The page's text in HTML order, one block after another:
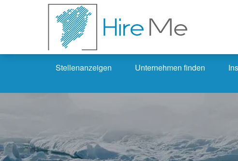
Stellenanzeigen Unternehmen finden